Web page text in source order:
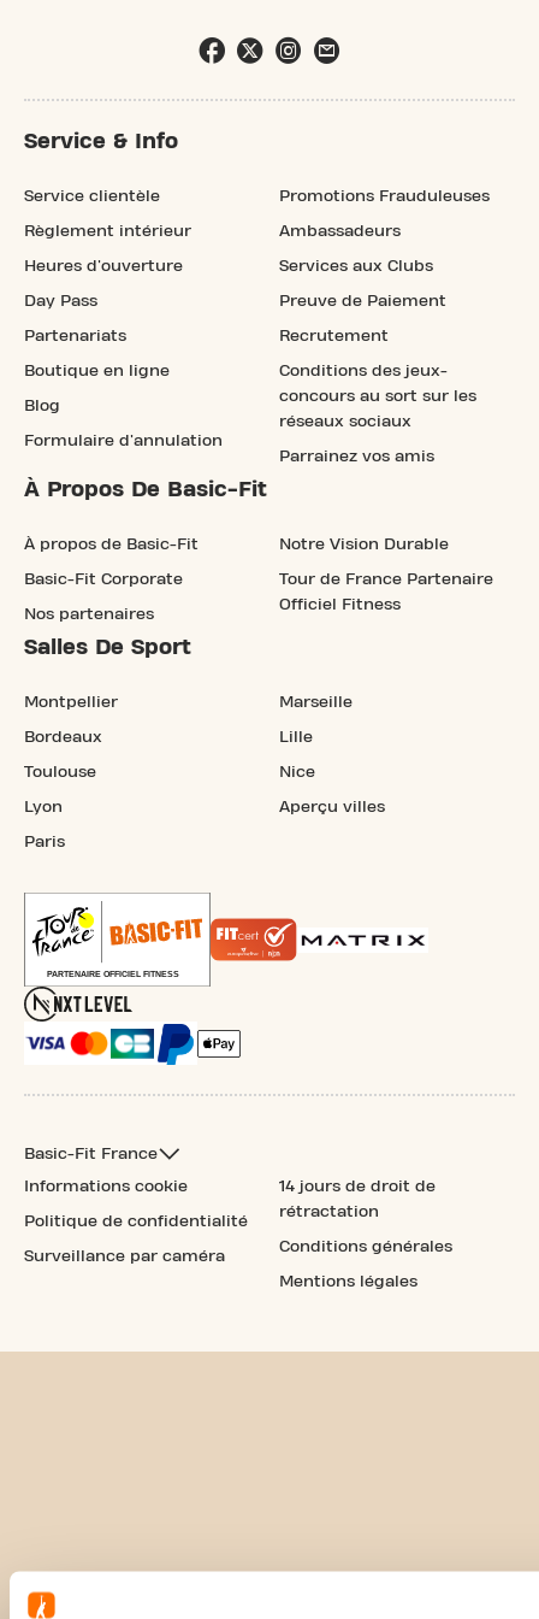
Service & Info
Service clientèle
Règlement intérieur
Heures d'ouverture
Day Pass
Partenariats
Boutique en ligne
Blog
Formulaire d'annulation
Promotions Frauduleuses
Ambassadeurs
Services aux Clubs
Preuve de Paiement
Recrutement
Conditions des jeux-
concours au sort sur les
réseaux sociaux
Parrainez vos amis
À Propos De Basic-Fit
À propos de Basic-Fit
Basic-Fit Corporate
Nos partenaires
Notre Vision Durable
Tour de France Partenaire
Officiel Fitness
Salles De Sport
Montpellier
Bordeaux
Toulouse
Lyon
Paris
Marseille
Lille
Nice
Aperçu villes
Basic-Fit France
Informations cookie
Politique de confidentialité
Surveillance par caméra
14 jours de droit de
rétractation
Conditions générales
Mentions légales